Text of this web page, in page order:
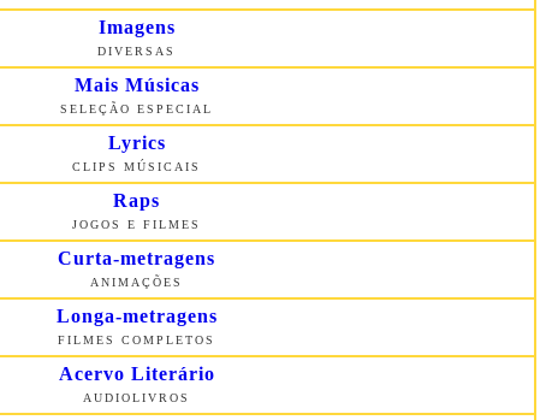
Imagens
DIVERSAS
Mais Músicas
SELEÇÃO ESPECIAL
Lyrics
CLIPS MÚSICAIS
Raps
JOGOS E FILMES
Curta-metragens
ANIMAÇÕES
Longa-metragens
FILMES COMPLETOS
Acervo Literário
AUDIOLIVROS